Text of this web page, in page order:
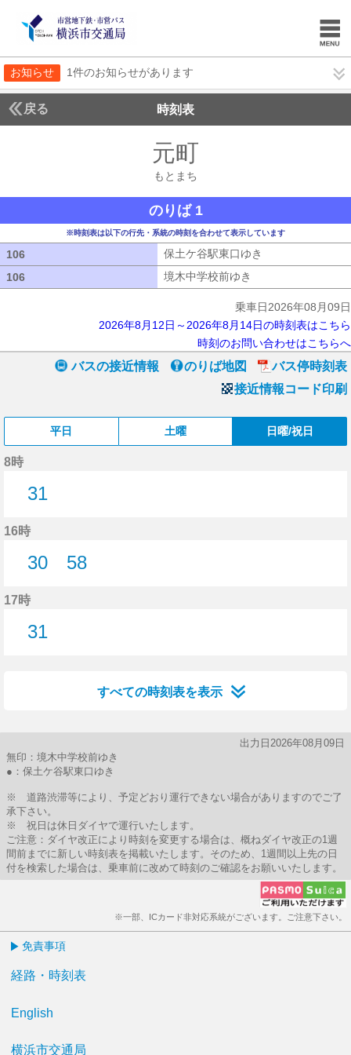
お知らせ 1件のお知らせがあります
戻る 時刻表
元町
もとまち
のりば 1
※時刻表は以下の行先・系統の時刻を合わせて表示しています
106 保土ケ谷駅東口ゆき
106
境木中学校前ゆき
乗車日2026年08月09日
2026年8月12日～2026年8月14日の時刻表はこちら
時刻のお問い合わせはこちらへ
バスの接近情報 のりば地図
バス停時刻表
接近情報コード印刷
平日 土曜 日曜/祝日
8時
31
16時
30
58
17時
31
すべての時刻表を表示
出力日2026年08月09日
無印：境木中学校前ゆき
●：保土ケ谷駅東口ゆき
※ 道路渋滞等により、予定どおり運行できない場合がありますのでご了
承下さい。
※ 祝日は休日ダイヤで運行いたします。
ご注意：ダイヤ改正により時刻を変更する場合は、概ねダイヤ改正の1週
間前までに新しい時刻表を掲載いたします。そのため、1週間以上先の日
付を検索した場合は、乗車前に改めて時刻のご確認をお願いいたします。
※一部、ICカード非対応系統がございます。ご注意下さい。
免責事項
経路・時刻表
English
横浜市交通局